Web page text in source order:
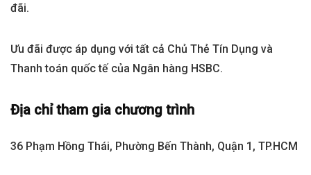
đãi.
Ưu đãi được áp dụng với tất cả Chủ Thẻ Tín Dụng và
Thanh toán quốc tế của Ngân hàng HSBC.
Địa chỉ tham gia chương trình
36 Phạm Hồng Thái, Phường Bến Thành, Quận 1, TP.HCM